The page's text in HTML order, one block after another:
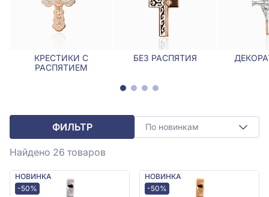
КРЕСТИКИ С
РАСПЯТИЕМ
БЕЗ РАСПЯТИЯ
ФИЛЬТР По новинкам
Найдено 26 товаров
НОВИНКА
-50%
НОВИНКА
-50%